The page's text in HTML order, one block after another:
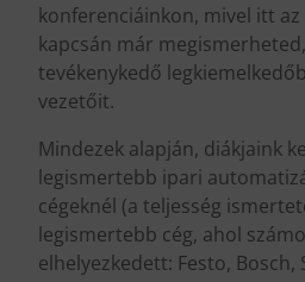
konferenciáinkon, mivel itt
kapcsán már
tevékenykedő
vezetőit.
Mindezek alapján, diákjaink
legismertebb ipari
cégeknél (a teljesség
legismertebb cég, ahol
elhelyezkedett: Festo, Bosch,